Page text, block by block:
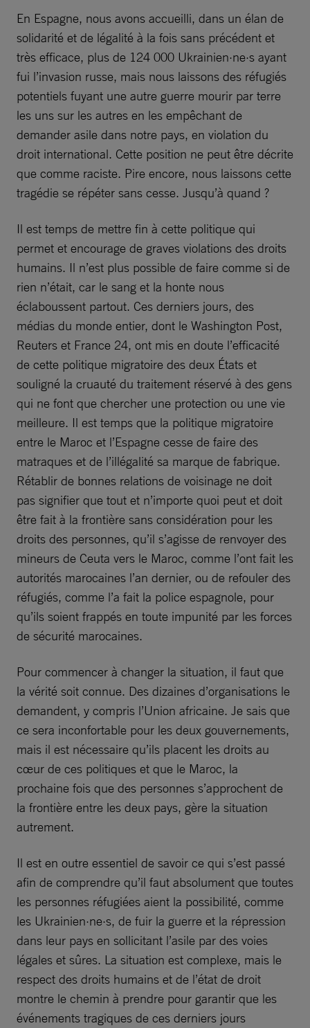
En Espagne, nous avons accueilli, dans un élan de
solidarité et de légalité à la fois sans précédent et
très efficace, plus de 124 000 Ukrainien·ne·s ayant
fui l’invasion russe, mais nous laissons des réfugiés
potentiels fuyant une autre guerre mourir par terre
les uns sur les autres en les empêchant de
demander asile dans notre pays, en violation du
droit international. Cette position ne peut être décrite
que comme raciste. Pire encore, nous laissons cette
tragédie se répéter sans cesse. Jusqu’à quand ?
Il est temps de mettre fin à cette politique qui
permet et encourage de graves violations des droits
humains. Il n’est plus possible de faire comme si de
rien n’était, car le sang et la honte nous
éclaboussent partout. Ces derniers jours, des
médias du monde entier, dont le Washington Post,
Reuters et France 24, ont mis en doute l’efficacité
de cette politique migratoire des deux États et
souligné la cruauté du traitement réservé à des gens
qui ne font que chercher une protection ou une vie
meilleure. Il est temps que la politique migratoire
entre le Maroc et l’Espagne cesse de faire des
matraques et de l’illégalité sa marque de fabrique.
Rétablir de bonnes relations de voisinage ne doit
pas signifier que tout et n’importe quoi peut et doit
être fait à la frontière sans considération pour les
droits des personnes, qu’il s’agisse de renvoyer des
mineurs de Ceuta vers le Maroc, comme l’ont fait les
autorités marocaines l’an dernier, ou de refouler des
réfugiés, comme l’a fait la police espagnole, pour
qu’ils soient frappés en toute impunité par les forces
de sécurité marocaines.
Pour commencer à changer la situation, il faut que
la vérité soit connue. Des dizaines d’organisations le
demandent, y compris l’Union africaine. Je sais que
ce sera inconfortable pour les deux gouvernements,
mais il est nécessaire qu’ils placent les droits au
cœur de ces politiques et que le Maroc, la
prochaine fois que des personnes s’approchent de
la frontière entre les deux pays, gère la situation
autrement.
Il est en outre essentiel de savoir ce qui s’est passé
afin de comprendre qu’il faut absolument que toutes
les personnes réfugiées aient la possibilité, comme
les Ukrainien·ne·s, de fuir la guerre et la répression
dans leur pays en sollicitant l’asile par des voies
légales et sûres. La situation est complexe, mais le
respect des droits humains et de l’état de droit
montre le chemin à prendre pour garantir que les
événements tragiques de ces derniers jours